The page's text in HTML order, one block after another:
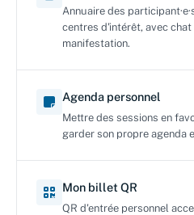
Annuaire des
centres d'intérêt, avec chat
manifestation.
Agenda personnel
Mettre des sessions en
garder son propre agenda
Mon billet QR
QR d'entrée personnel